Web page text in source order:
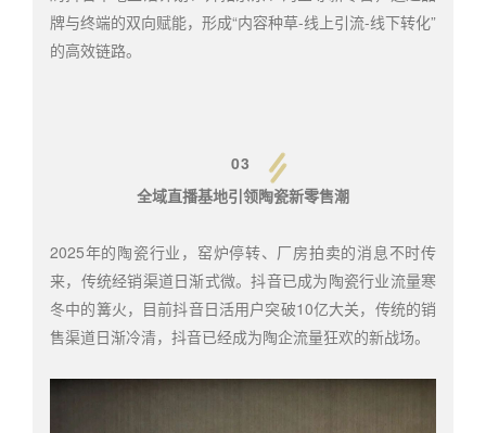
牌与终端的双向赋能，形成“内容种草-线上引流-线下转化”
的高效链路。
03
全域直播基地引领陶瓷新零售潮
2025年的陶瓷行业，窑炉停转、厂房拍卖的消息不时传
来，传统经销渠道日渐式微。抖音已成为陶瓷行业流量寒
冬中的篝火，目前抖音日活用户突破10亿大关，传统的销
售渠道日渐冷清，抖音已经成为陶企流量狂欢的新战场。